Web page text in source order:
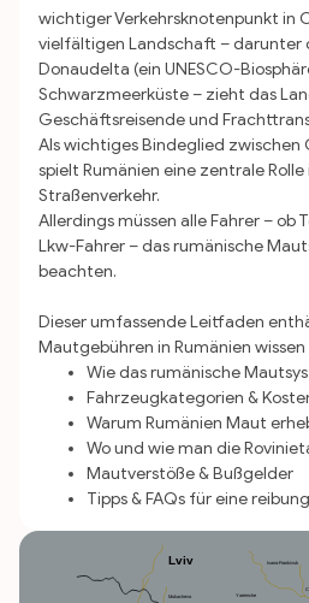
wichtiger Verkehrsknotenpunkt in
vielfältigen Landschaft – darunter
Donaudelta (ein UNESCO-
Schwarzmeerküste – zieht das
Geschäftsreisende und
Als wichtiges Bindeglied zwischen
spielt Rumänien eine zentrale
Straßenverkehr.
Allerdings müssen alle Fahrer – ob
Lkw-Fahrer – das rumänische
beachten.
Dieser umfassende Leitfaden
Mautgebühren in Rumänien
Wie das rumänische
Fahrzeugkategorien &
Warum Rumänien Maut
Wo und wie man die
Mautverstöße & Bußgelder
Tipps & FAQs für eine